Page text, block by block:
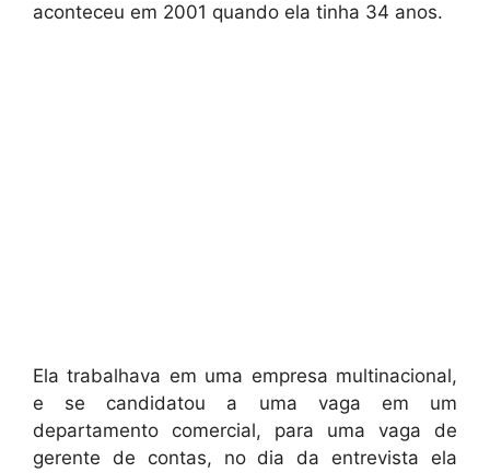
aconteceu em 2001 quando ela tinha 34 anos.
Ela trabalhava em uma empresa multinacional,
e se candidatou a uma vaga em um
departamento comercial, para uma vaga de
gerente de contas, no dia da entrevista ela